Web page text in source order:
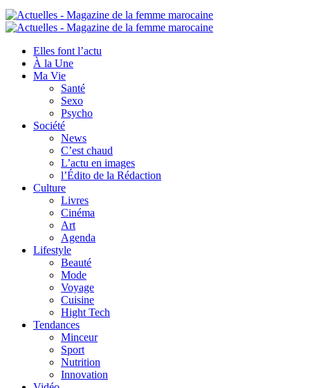
Elles font l’actu
À la Une
Ma Vie
Santé
Sexo
Psycho
Société
News
C’est chaud
L’actu en images
l’Édito de la Rédaction
Culture
Livres
Cinéma
Art
Agenda
Lifestyle
Beauté
Mode
Voyage
Cuisine
Hight Tech
Tendances
Minceur
Sport
Nutrition
Innovation